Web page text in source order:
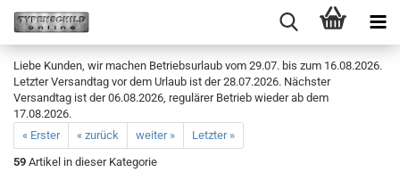
Liebe Kunden, wir machen Betriebsurlaub vom 29.07. bis zum 16.08.2026.
Letzter Versandtag vor dem Urlaub ist der 28.07.2026. Nächster
Versandtag ist der 06.08.2026, regulärer Betrieb wieder ab dem
17.08.2026.
« Erster
« zurück weiter »
Letzter »
59 Artikel in dieser Kategorie